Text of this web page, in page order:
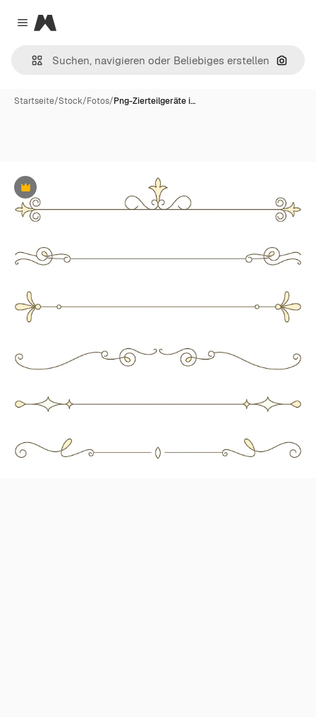
Close menu
Magnific
Nach
Startseite/Stock/Fotos/Png-Zierteilgeräte i…
Premium